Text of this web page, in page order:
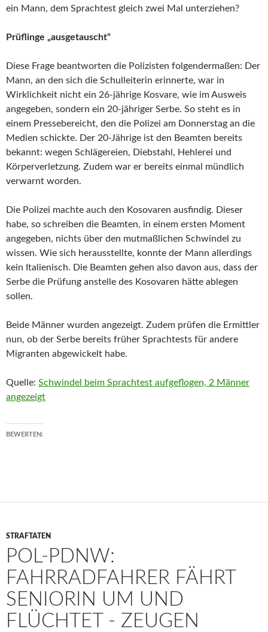
ein Mann, dem Sprachtest gleich zwei Mal unterziehen?
Prüflinge „ausgetauscht“
Diese Frage beantworten die Polizisten folgendermaßen: Der
Mann, an den sich die Schulleiterin erinnerte, war in
Wirklichkeit nicht ein 26-jährige Kosvare, wie im Ausweis
angegeben, sondern ein 20-jähriger Serbe. So steht es in
einem Pressebereicht, den die Polizei am Donnerstag an die
Medien schickte. Der 20-Jährige ist den Beamten bereits
bekannt: wegen Schlägereien, Diebstahl, Hehlerei und
Körperverletzung. Zudem war er bereits einmal mündlich
verwarnt worden.
Die Polizei machte auch den Kosovaren ausfindig. Dieser
habe, so schreiben die Beamten, in einem ersten Moment
angegeben, nichts über den mutmaßlichen Schwindel zu
wissen. Wie sich herausstellte, konnte der Mann allerdings
kein Italienisch. Die Beamten gehen also davon aus, dass der
Serbe die Prüfung anstelle des Kosovaren hätte ablegen
sollen.
Beide Männer wurden angezeigt. Zudem prüfen die Ermittler
nun, ob der Serbe bereits früher Sprachtests für andere
Migranten abgewickelt habe.
Quelle: Schwindel beim Sprachtest aufgeflogen, 2 Männer
angezeigt
BEWERTEN:
STRAFTATEN
POL-PDNW:
FAHRRADFAHRER FÄHRT
SENIORIN UM UND
FLÜCHTET - ZEUGEN